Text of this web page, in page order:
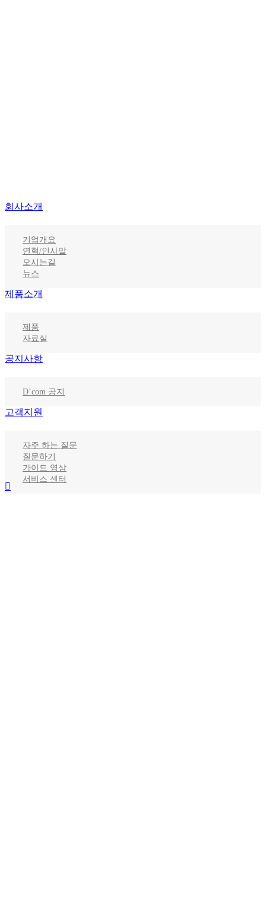
회사소개
기업개요
연혁/인사말
오시는길
뉴스
제품소개
제품
자료실
공지사항
D’com 공지
고객지원
자주 하는 질문
질문하기
가이드 영상
서비스 센터